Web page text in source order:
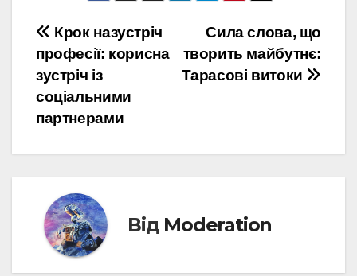
Навігація
записів
Сила слова, що
творить майбутнє:
Тарасові витоки
Крок назустріч
професії: корисна
зустріч із
соціальними
партнерами
Від Moderation